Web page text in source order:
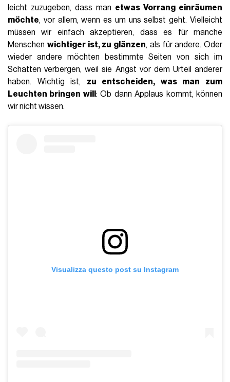
leicht zuzugeben, dass man etwas Vorrang einräumen
möchte, vor allem, wenn es um uns selbst geht. Vielleicht
müssen wir einfach akzeptieren, dass es für manche
Menschen wichtiger ist, zu glänzen, als für andere. Oder
wieder andere möchten bestimmte Seiten von sich im
Schatten verbergen, weil sie Angst vor dem Urteil anderer
haben. Wichtig ist, zu entscheiden, was man zum
Leuchten bringen will : Ob dann Applaus kommt, können
wir nicht wissen.
Visualizza questo post su Instagram